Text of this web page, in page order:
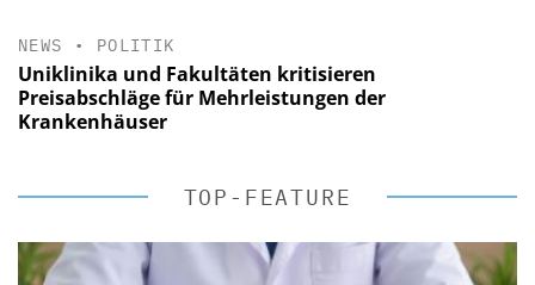
NEWS • POLITIK
Uniklinika und Fakultäten kritisieren
Preisabschläge für Mehrleistungen der
Krankenhäuser
TOP-FEATURE